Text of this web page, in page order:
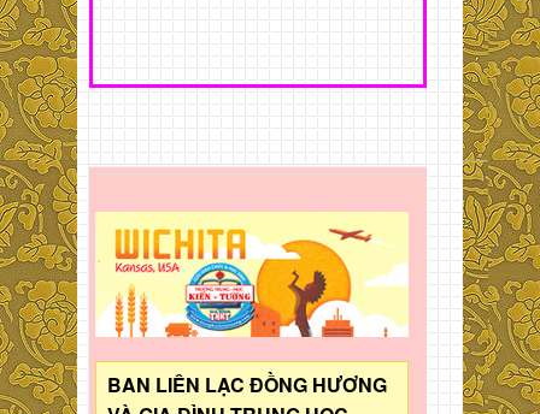
BAN LIÊN LẠC ĐỒNG HƯƠNG